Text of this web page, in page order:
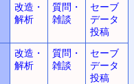
改造・
解析
質問・
雑談
セーブ
データ
投稿
改造・
解析
質問・
雑談
セーブ
データ
投稿